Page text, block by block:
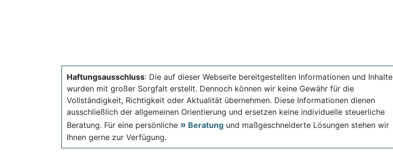
Haftungsausschluss: Die auf dieser Webseite bereitgestellten Informationen und Inhalte
wurden mit großer Sorgfalt erstellt. Dennoch können wir keine Gewähr für die
Vollständigkeit, Richtigkeit oder Aktualität übernehmen. Diese Informationen dienen
ausschließlich der allgemeinen Orientierung und ersetzen keine individuelle steuerliche
Beratung. Für eine persönliche
Beratung und maßgeschneiderte Lösungen stehen wir
Ihnen gerne zur Verfügung.